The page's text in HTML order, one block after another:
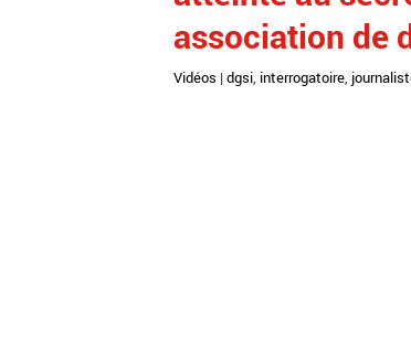
association de
Vidéos | dgsi, interrogatoire,